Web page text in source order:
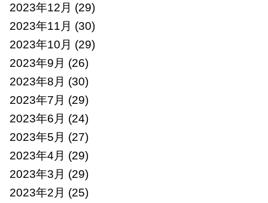
2023年12月 (29)
2023年11月 (30)
2023年10月 (29)
2023年9月 (26)
2023年8月 (30)
2023年7月 (29)
2023年6月 (24)
2023年5月 (27)
2023年4月 (29)
2023年3月 (29)
2023年2月 (25)